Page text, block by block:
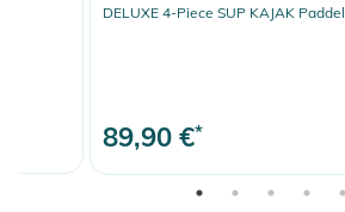
DELUXE 4-Piece SUP KAJAK Paddel
89,90 €*